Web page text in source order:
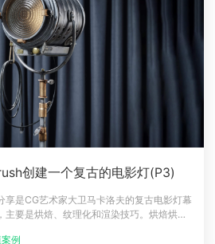
创建一个复古的电影灯(P3)
享是CG艺术家大卫马卡洛夫的复古电影灯幕
主要是烘焙、纹理化和渲染技巧。烘焙烘焙
例